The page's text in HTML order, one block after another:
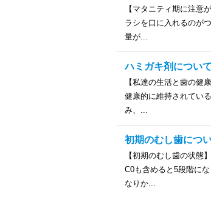
【マタニティ期に注意
ラシを口に入れるのが
量が...
ハミガキ剤について
【私達の生活と歯の健
健康的に維持されてい
み、...
初期のむし歯につ
【初期のむし歯の状態
C0も含めると5段階に
なりか...